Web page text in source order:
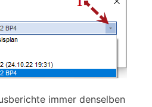
immer denselben